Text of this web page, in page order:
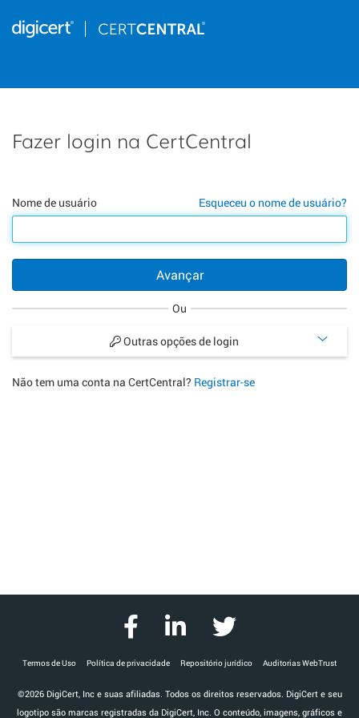
Fazer login na CertCentral
Esqueceu o nome de usuário?
Nome de usuário
Avançar
Ou
Outras opções de login
Não tem uma conta na CertCentral? Registrar-se
Termos de Uso Política de privacidade Repositório jurídico Auditorias WebTrust
©2026 DigiCert, Inc e suas afiliadas. Todos os direitos reservados. DigiCert e seu
logotipo são marcas registradas da DigiCert, Inc. O conteúdo, imagens, gráficos e